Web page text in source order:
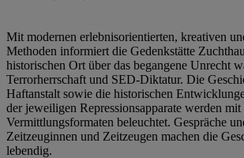
Mit modernen erlebnisorientierten, kreativen
Methoden informiert die Gedenkstätte
historischen Ort über das begangene Unrecht
Terrorherrschaft und SED-Diktatur. Die
Haftanstalt sowie die historischen
der jeweiligen Repressionsapparate werden
Vermittlungsformaten beleuchtet. Gespräche
Zeitzeuginnen und Zeitzeugen machen die
lebendig.